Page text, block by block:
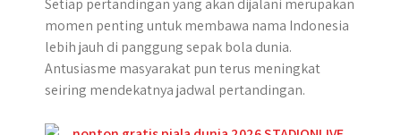
Setiap pertandingan yang akan dijalani merupakan
momen penting untuk membawa nama Indonesia
lebih jauh di panggung sepak bola dunia.
Antusiasme masyarakat pun terus meningkat
seiring mendekatnya jadwal pertandingan.